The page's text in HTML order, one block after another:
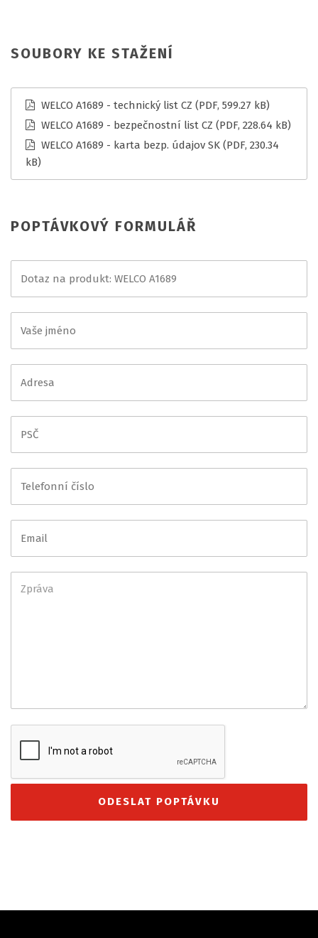
SOUBORY KE STAŽENÍ
WELCO A1689 - technický list CZ (PDF, 599.27 kB)
WELCO A1689 - bezpečnostní list CZ (PDF, 228.64 kB)
WELCO A1689 - karta bezp. údajov SK (PDF, 230.34
kB)
POPTÁVKOVÝ FORMULÁŘ